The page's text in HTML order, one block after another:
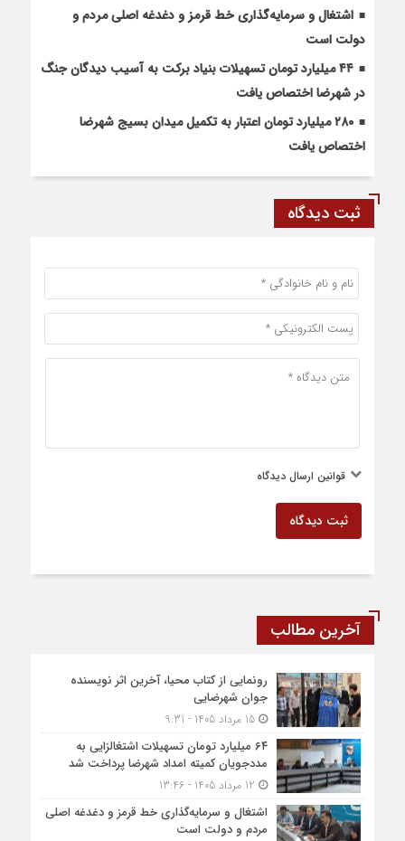
اشتغال و سرمایه‌گذاری خط قرمز و دغدغه اصلی مردم و
دولت است
۴۴ میلیارد تومان تسهیلات بنیاد برکت به آسیب دیدگان جنگ
در شهرضا اختصاص یافت
۲۸۰ میلیارد تومان اعتبار به تکمیل میدان بسیج شهرضا
اختصاص یافت
ثبت دیدگاه
قوانین ارسال دیدگاه
ثبت دیدگاه
آخرین مطالب
رونمایی از کتاب محیا، آخرین اثر نویسنده
جوان شهرضایی
15 مرداد 1405 - 9:31
۶۴ میلیارد تومان تسهیلات اشتغالزایی به
مددجویان کمیته امداد شهرضا پرداخت شد
اشتغال و سرمایه‌گذاری خط قرمز و دغدغه اصلی
مردم و دولت است